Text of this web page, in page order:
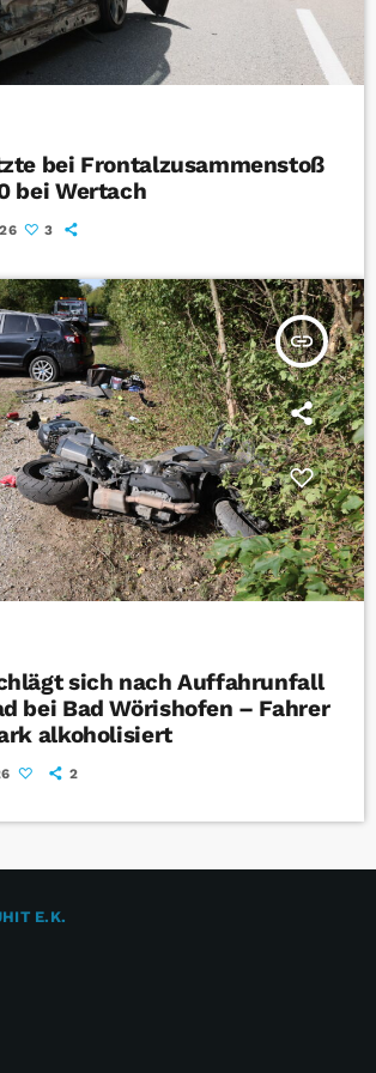
bei Frontalzusammenstoß
bei Wertach
3
insert_link
sich nach Auffahrunfall
bei Bad Wörishofen – Fahrer
alkoholisiert
2
E.K.